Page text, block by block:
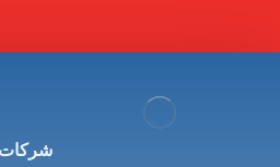
شركات